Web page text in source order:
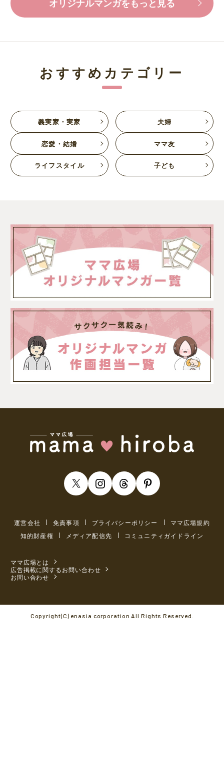
オリジナルマンガをもっと見る
おすすめカテゴリー
義実家・実家 夫婦
恋愛・結婚 ママ友
ライフスタイル 子ども
運営会社 免責事項 プライバシーポリシー
ママ広場規約
知的財産権
メディア配信先 コミュニティガイドライン
ママ広場とは
広告掲載に関するお問い合わせ
お問い合わせ
Copyright(C) enasia corporation All Rights Reserved.